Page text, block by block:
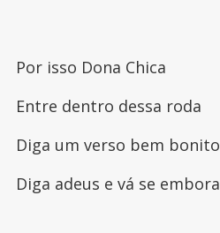
Por isso Dona Chica
Entre dentro dessa roda
Diga um verso bem bonito
Diga adeus e vá se embora